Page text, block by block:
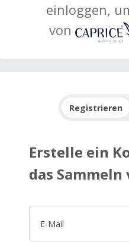
einloggen,
von
Registrieren
Erstelle ein
das Sammeln
E-Mail